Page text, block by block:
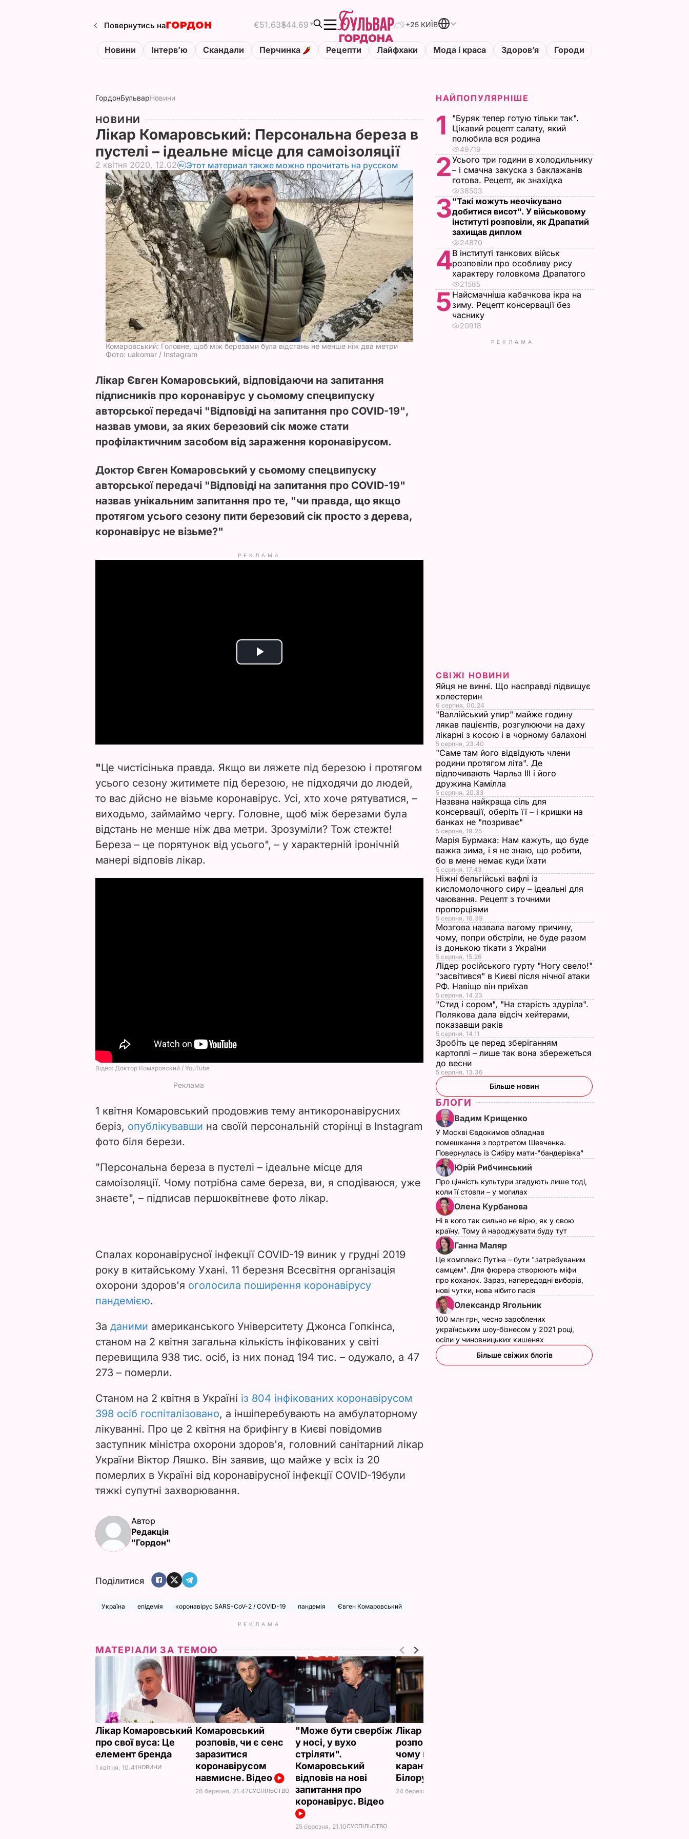
Повернутись на €51.63$44.69 +25 КИЇВ
Новини Інтервʼю Скандали Перчинка Рецепти Лайфхаки Мода і краса Здоровʼя Городи
ГордонБульварНовини
НОВИНИ
Лікар Комаровський: Персональна береза в
пустелі – ідеальне місце для самоізоляції
2 квітня 2020, 12.02 Этот материал также можно прочитать на русском
Комаровський: Головне, щоб між березами була відстань не менше ніж два метри
Фото: uakomar / Instagram
Лікар Євген Комаровський, відповідаючи на запитання
підписників про коронавірус у сьомому спецвипуску
авторської передачі "Відповіді на запитання про COVID-19",
назвав умови, за яких березовий сік може стати
профілактичним засобом від зараження коронавірусом.
Доктор Євген Комаровський у сьомому спецвипуску
авторської передачі "Відповіді на запитання про COVID-19"
назвав унікальним запитання про те, "чи правда, що якщо
протягом усього сезону пити березовий сік просто з дерева,
коронавірус не візьме?"
РЕКЛАМА
P
i
d
e
o
"Це чистісінька правда. Якщо ви ляжете під березою і протягом
усього сезону житимете під березою, не підходячи до людей,
то вас дійсно не візьме коронавірус. Усі, хто хоче рятуватися, –
виходьмо, займаймо чергу. Головне, щоб між березами була
відстань не менше ніж два метри. Зрозуміли? Тож стежте!
Береза – це порятунок від усього", – у характерній іронічній
манері відповів лікар.
1 квітня Комаровський продовжив тему антикоронавірусних
беріз, опублікувавши на своїй персональній сторінці в Instagram
фото біля берези.
"Персональна береза в пустелі – ідеальне місце для
самоізоляції. Чому потрібна саме береза, ви, я сподіваюся, уже
знаєте", – підписав першоквітневе фото лікар.
Спалах коронавірусної інфекції COVID-19 виник у грудні 2019
року в китайському Ухані. 11 березня Всесвітня організація
охорони здоров'я оголосила поширення коронавірусу
пандемією.
За даними американського Університету Джонса Гопкінса,
станом на 2 квітня загальна кількість інфікованих у світі
перевищила 938 тис. осіб, із них понад 194 тис. – одужало, а 47
273 – померли.
Станом на 2 квітня в Україні із 804 інфікованих коронавірусом
398 осіб госпіталізовано, а іншіперебувають на амбулаторному
лікуванні. Про це 2 квітня на брифінгу в Києві повідомив
заступник міністра охорони здоров'я, головний санітарний лікар
України Віктор Ляшко. Він заявив, що майже у всіх із 20
померлих в Україні від коронавірусної інфекції COVID-19були
тяжкі супутні захворювання.
Автор
Редакція
"Гордон"
Поділитися
Україна епідемія коронавірус SARS-CoV-2 / COVID-19 пандемія Євген Комаровський
РЕКЛАМА
МАТЕРІАЛИ ЗА ТЕМОЮ
Лікар Комаровський
про свої вуса: Це
елемент бренда
1 квітня, 10.41НОВИНИ
Комаровський
розповів, чи є сенс
заразитися
коронавірусом
навмисне. Відео
26 березня, 21.47СУСПІЛЬСТВО
"Може бути свербіж
у носі, у вухо
стріляти".
Комаровський
відповів на нові
запитання про
коронавірус. Відео
25 березня, 21.10СУСПІЛЬСТВО
Лікар Комаровський
розповів про те,
чому не вводять
карантину Росія і
Білорусь
24 березня, 17.43
НАЙПОПУЛЯРНІШЕ
1
"Буряк тепер готую тільки так".
Цікавий рецепт салату, який
полюбила вся родина
49719
2Усього три години в холодильнику
– і смачна закуска з баклажанів
готова. Рецепт, як знахідка
38503
3"Такі можуть неочікувано
добитися висот". У військовому
інституті розповіли, як Драпатий
захищав диплом
24870
4В інституті танкових військ
розповіли про особливу рису
характеру головкома Драпатого
21585
5 Найсмачніша кабачкова ікра на
зиму. Рецепт консервації без
часнику
20918
РЕКЛАМА
СВІЖІ НОВИНИ
Яйця не винні. Що насправді підвищує
холестерин
6 серпня, 00.24
"Валлійський упир" майже годину
лякав пацієнтів, розгулюючи на даху
лікарні з косою і в чорному балахоні
5 серпня, 23.40
"Саме там його відвідують члени
родини протягом літа". Де
відпочивають Чарльз III і його
дружина Камілла
5 серпня, 20.33
Названа найкраща сіль для
консервації, оберіть її – і кришки на
банках не "позриває"
5 серпня, 19.25
Марія Бурмака: Нам кажуть, що буде
важка зима, і я не знаю, що робити,
бо в мене немає куди їхати
5 серпня, 17.43
Ніжні бельгійські вафлі із
кисломолочного сиру – ідеальні для
чаювання. Рецепт з точними
пропорціями
5 серпня, 16.39
Мозгова назвала вагому причину,
чому, попри обстріли, не буде разом
із донькою тікати з України
5 серпня, 15.26
Лідер російського гурту "Ногу свело!"
"засвітився" в Києві після нічної атаки
РФ. Навіщо він приїхав
5 серпня, 14.23
"Стид і сором", "На старість здуріла".
Полякова дала відсіч хейтерами,
показавши раків
5 серпня, 14.11
Зробіть це перед зберіганням
картоплі – лише так вона збережеться
до весни
5 серпня, 13.36
Більше новин
БЛОГИ
Вадим Крищенко
У Москві Євдокимов обладнав
помешкання з портретом Шевченка.
Повернулась із Сибіру мати-"бандерівка"
Юрій Рибчинський
Про цінність культури згадують лише тоді,
коли її стовпи – у могилах
Олена Курбанова
Ні в кого так сильно не вірю, як у свою
країну. Тому й народжувати буду тут
Ганна Маляр
Це комплекс Путіна – бути "затребуваним
самцем". Для фюрера створюють міфи
про коханок. Зараз, напередодні виборів,
нові чутки, нова нібито пасія
Олександр Ягольник
100 млн грн, чесно зароблених
українським шоу-бізнесом у 2021 році,
осіли у чиновницьких кишенях
Більше свіжих блогів